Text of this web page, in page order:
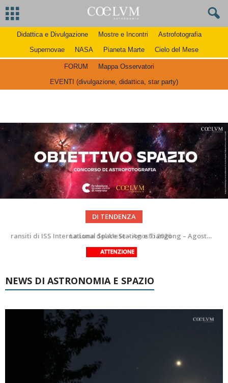
Didattica e Divulgazione Mostre e Incontri
Astrofotografia
Supernovae
NASA Pianeta Marte Cielo del Mese
FORUM
Mappa Osservatori
EVENTI (divulgazione, didattica, star party)
DI TENDENZA
La Luna del Mese – Agosto 2026
Le costellazioni di Agosto 2026: Delfino
NEWS DI ASTRONOMIA E SPAZIO